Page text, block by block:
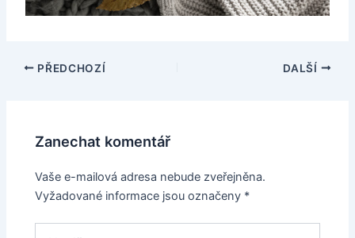
PŘEDCHOZÍ DALŠÍ
Zanechat komentář
Vaše e-mailová adresa nebude zveřejněna.
Vyžadované informace jsou označeny *